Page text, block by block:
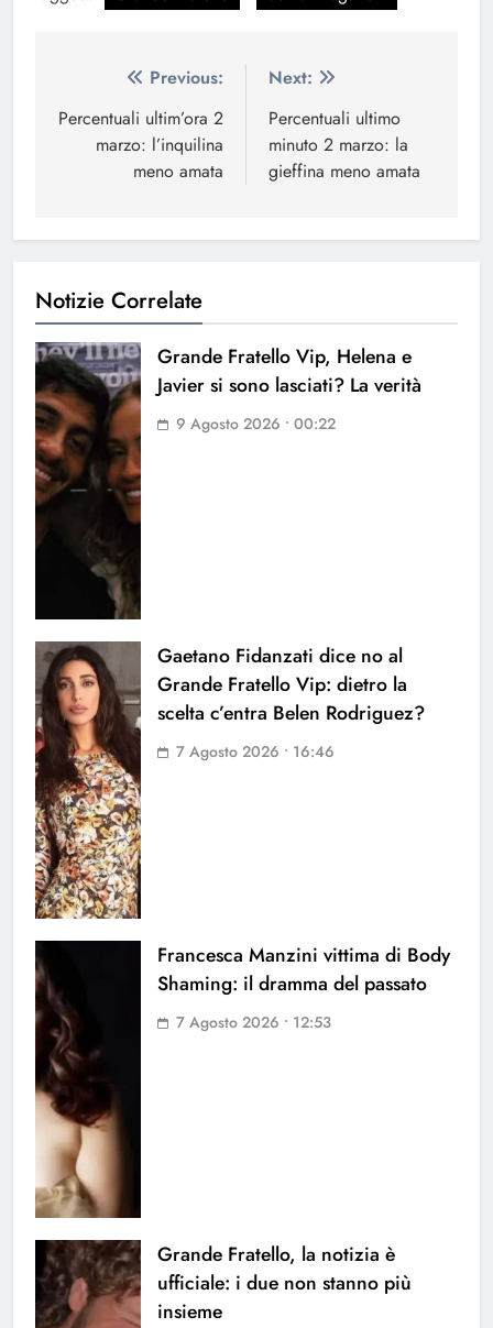
Navigazione
articoli
Previous:
Percentuali ultim’ora 2
marzo: l’inquilina
meno amata
Next:
Percentuali ultimo
minuto 2 marzo: la
gieffina meno amata
Notizie Correlate
Grande Fratello Vip, Helena e
Javier si sono lasciati? La verità
9 Agosto 2026 • 00:22
Gaetano Fidanzati dice no al
Grande Fratello Vip: dietro la
scelta c’entra Belen Rodriguez?
7 Agosto 2026 • 16:46
Francesca Manzini vittima di Body
Shaming: il dramma del passato
7 Agosto 2026 • 12:53
Grande Fratello, la notizia è
ufficiale: i due non stanno più
insieme